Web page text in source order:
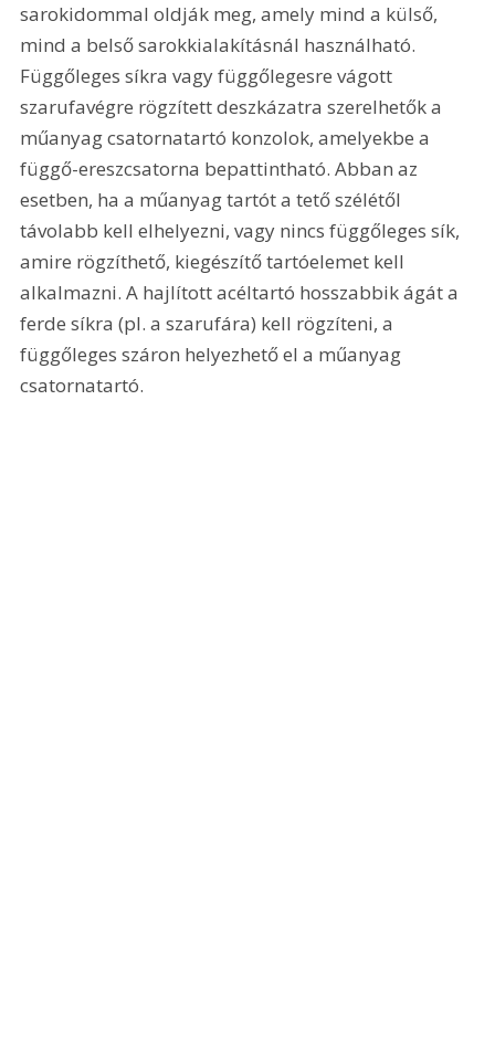
sarokidommal oldják meg, amely mind a külső,
mind a belső sarokkialakításnál használható.
Függőleges síkra vagy függőlegesre vágott
szarufavégre rögzített deszkázatra szerelhetők a
műanyag csatornatartó konzolok, amelyekbe a
függő-ereszcsatorna bepattintható. Abban az
esetben, ha a műanyag tartót a tető szélétől
távolabb kell elhelyezni, vagy nincs függőleges sík,
amire rögzíthető, kiegészítő tartóelemet kell
alkalmazni. A hajlított acéltartó hosszabbik ágát a
ferde síkra (pl. a szarufára) kell rögzíteni, a
függőleges száron helyezhető el a műanyag
csatornatartó.